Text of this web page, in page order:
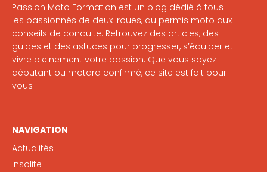
Passion Moto Formation est un blog dédié à tous
les passionnés de deux-roues, du permis moto aux
conseils de conduite. Retrouvez des articles, des
guides et des astuces pour progresser, s’équiper et
vivre pleinement votre passion. Que vous soyez
débutant ou motard confirmé, ce site est fait pour
vous !
NAVIGATION
Actualités
Insolite